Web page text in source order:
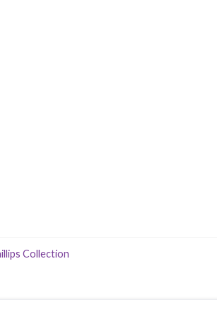
Collection